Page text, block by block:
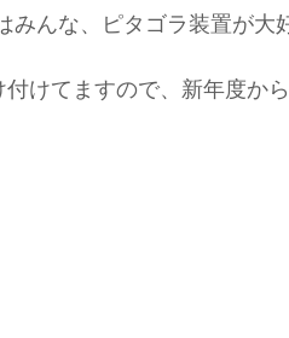
んな、ピタゴラ装置が大
けてますので、新年度か